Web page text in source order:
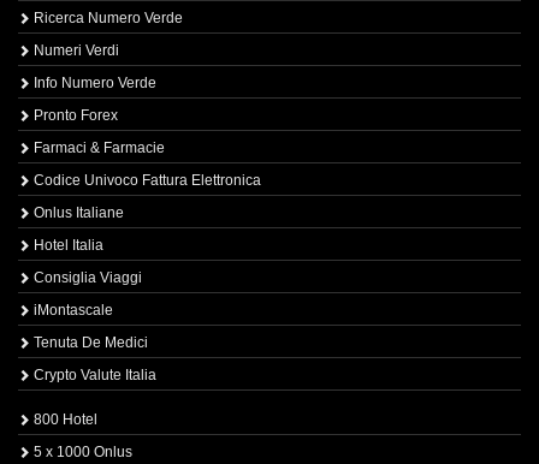
Ricerca Numero Verde
Numeri Verdi
Info Numero Verde
Pronto Forex
Farmaci & Farmacie
Codice Univoco Fattura Elettronica
Onlus Italiane
Hotel Italia
Consiglia Viaggi
iMontascale
Tenuta De Medici
Crypto Valute Italia
800 Hotel
5 x 1000 Onlus